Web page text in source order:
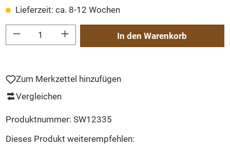
Lieferzeit: ca. 8-12 Wochen
Produkt Anzahl: Gib den gewünschten Wert ein oder benutze die Schaltflächen
In den Warenkorb
Zum Merkzettel hinzufügen
Vergleichen
Produktnummer: SW12335
Dieses Produkt weiterempfehlen: